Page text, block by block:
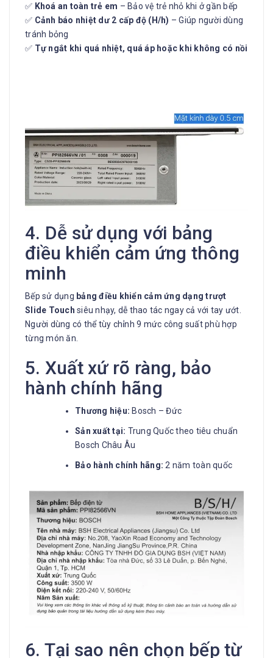
✅ Khoá an toàn trẻ em – Bảo vệ trẻ nhỏ khi ở gần bếp
✅ Cảnh báo nhiệt dư 2 cấp độ (H/h) – Giúp người dùng
tránh bỏng
✅ Tự ngắt khi quá nhiệt, quá áp hoặc khi không có nồi
4. Dễ sử dụng với bảng
điều khiển cảm ứng thông
minh
Bếp sử dụng bảng điều khiển cảm ứng dạng trượt
Slide Touch siêu nhạy, dễ thao tác ngay cả với tay ướt.
Người dùng có thể tùy chỉnh 9 mức công suất phù hợp
từng món ăn.
5. Xuất xứ rõ ràng, bảo
hành chính hãng
Thương hiệu: Bosch – Đức
Sản xuất tại: Trung Quốc theo tiêu chuẩn
Bosch Châu Âu
Bảo hành chính hãng: 2 năm toàn quốc
6. Tại sao nên chọn bếp từ